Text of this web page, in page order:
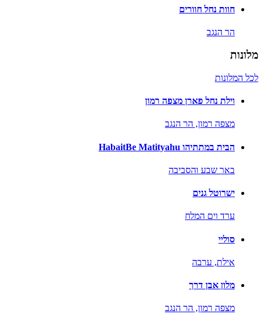
חוות נחל חוורים
הר הנגב
מלונות
לכל המלונות
וילת נחל פארן מצפה רמון
מצפה רמון, הר הנגב
הבית במתתיהו HabaitBe Matityahu
באר שבע והסביבה
ישרוטל גנים
ערד וים המלח
סוליי
אילת, ערבה
מלון אבן דרך
מצפה רמון, הר הנגב